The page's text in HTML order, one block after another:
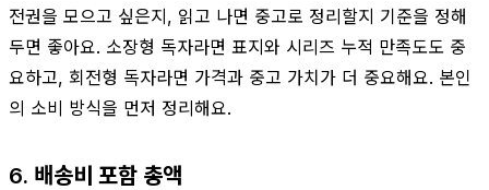
전권을 모으고 싶은지, 읽고 나면 중고로 정리할지 기준을 정해
두면 좋아요. 소장형 독자라면 표지와 시리즈 누적 만족도도 중
요하고, 회전형 독자라면 가격과 중고 가치가 더 중요해요. 본인
의 소비 방식을 먼저 정리해요.
6. 배송비 포함 총액